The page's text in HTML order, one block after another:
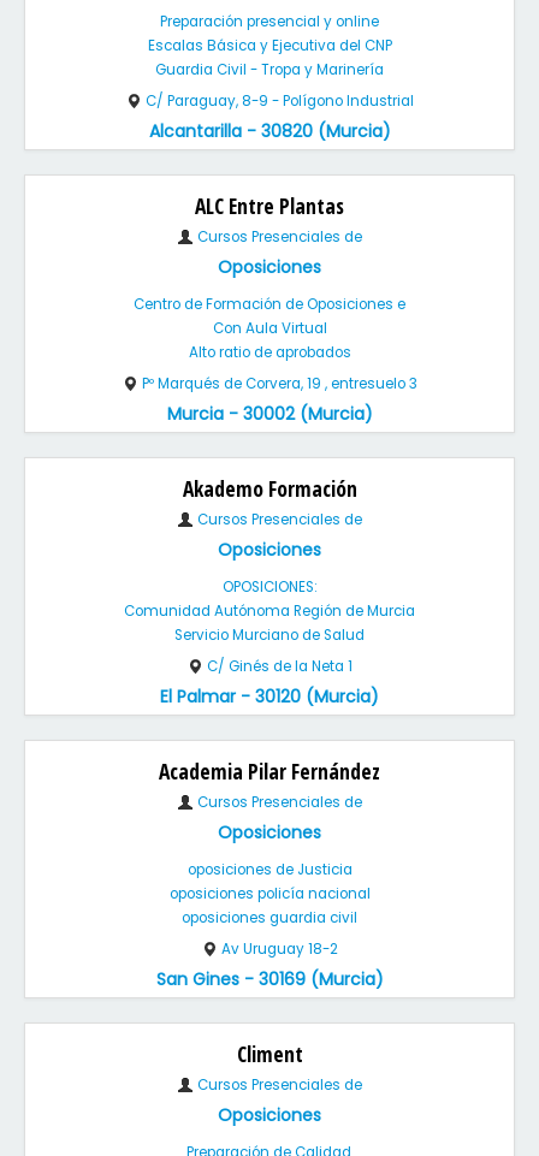
Preparación presencial y online
Escalas Básica y Ejecutiva del CNP
Guardia Civil - Tropa y Marinería
C/ Paraguay, 8-9 - Polígono Industrial
Alcantarilla - 30820 (Murcia)
ALC Entre Plantas
Cursos Presenciales de
Oposiciones
Centro de Formación de Oposiciones e
Con Aula Virtual
Alto ratio de aprobados
Pº Marqués de Corvera, 19 , entresuelo 3
Murcia - 30002 (Murcia)
Akademo Formación
Cursos Presenciales de
Oposiciones
OPOSICIONES:
Comunidad Autónoma Región de Murcia
Servicio Murciano de Salud
C/ Ginés de la Neta 1
El Palmar - 30120 (Murcia)
Academia Pilar Fernández
Cursos Presenciales de
Oposiciones
oposiciones de Justicia
oposiciones policía nacional
oposiciones guardia civil
Av Uruguay 18-2
San Gines - 30169 (Murcia)
Climent
Cursos Presenciales de
Oposiciones